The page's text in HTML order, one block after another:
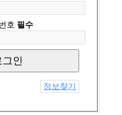
호 필수
그인
정보찾기